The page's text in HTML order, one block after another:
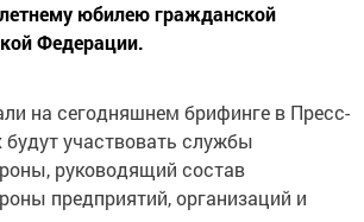
юбилею гражданской
Федерации.
на сегодняшнем брифинге в Пресс-
будут участвовать службы
руководящий состав
предприятий, организаций и